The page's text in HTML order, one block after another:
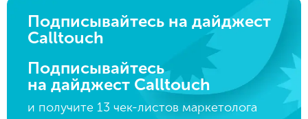
Подписывайтесь на дайджест
Calltouch
Подписывайтесь
на дайджест Calltouch
и получите 13 чек-листов маркетолога